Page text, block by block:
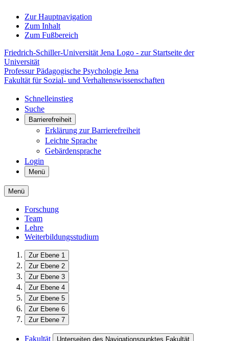
Zur Hauptnavigation
Zum Inhalt
Zum Fußbereich
Friedrich-Schiller-Universität Jena Logo - zur Startseite der
Universität
Professur Pädagogische Psychologie Jena
Fakultät für Sozial- und Verhaltenswissenschaften
Schnelleinstieg
Suche
Barrierefreiheit
Erklärung zur Barrierefreiheit
Leichte Sprache
Gebärdensprache
Login
Menü
Menü
Forschung
Team
Lehre
Weiterbildungsstudium
Zur Ebene 1
Zur Ebene 2
Zur Ebene 3
Zur Ebene 4
Zur Ebene 5
Zur Ebene 6
Zur Ebene 7
Fakultät Unterseiten des Navigationspunktes Fakultät